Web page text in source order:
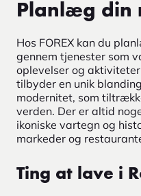
Planlæg din
Hos FOREX kan du
gennem tjenester som
oplevelser og
tilbyder en unik
modernitet, som
verden. Der er altid
ikoniske vartegn og
markeder og
Ting at lave i